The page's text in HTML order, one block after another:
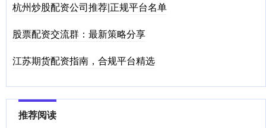
杭州炒股配资公司推荐|正规平台名单
股票配资交流群：最新策略分享
江苏期货配资指南，合规平台精选
推荐阅读